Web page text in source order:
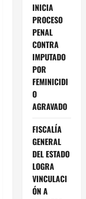
INICIA
PROCESO
PENAL
CONTRA
IMPUTADO
POR
FEMINICIDI
O
AGRAVADO
FISCALÍA
GENERAL
DEL ESTADO
LOGRA
VINCULACI
ÓN A